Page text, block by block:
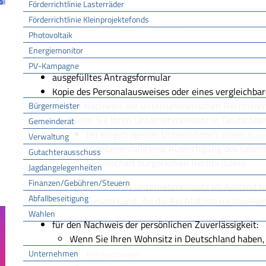
Förderrichtlinie Lasterräder
Förderrichtlinie Kleinprojektefonds
Photovoltaik
Energiemonitor
PV-Kampagne
Rathaus
Bürgermeister
Gemeinderat
Verwaltung
Gutachterausschuss
Jagdangelegenheiten
Finanzen/Gebühren/Steuern
Abfallbeseitigung
Wahlen
Wirtschaft
Unternehmen
Interesse des Jugendschutzes erforderlich ist. Die
erteilt, geändert oder ergänzt werden.
Erforderliche Unterlagen
ausgefülltes Antragsformular
Kopie des Personalausweises oder eines
für den Nachweis der unternehmerischen Rechtsform:
Wenn Sie Ihren Unternehmenssitz in
gegebenenfalls eine Ausfertigung des
Gesellschaft bürgerlichen Rechts (GbR)).
Wenn Sie Ihren Unternehmenssitz im Ausland
aus diesem Land, die die Rechtsform nachweisen.
für den Nachweis der persönlichen Zuverlässigkeit:
Wenn Sie Ihren Wohnsitz in Deutschland